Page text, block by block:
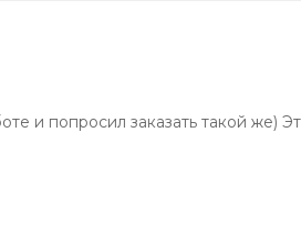
и попросил заказать такой же)